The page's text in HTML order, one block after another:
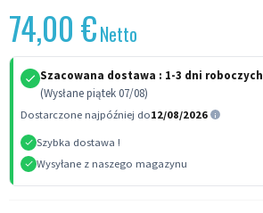
74,00 €Netto
Szacowana dostawa : 1-3 dni roboczych
(Wysłane piątek 07/08)
Dostarczone najpóźniej do12/08/2026
Szybka dostawa !
Wysyłane z naszego magazynu